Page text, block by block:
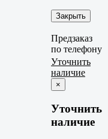
Закрыть
Предзаказ
по телефону
Уточнить
наличие
×
Уточнить
наличие